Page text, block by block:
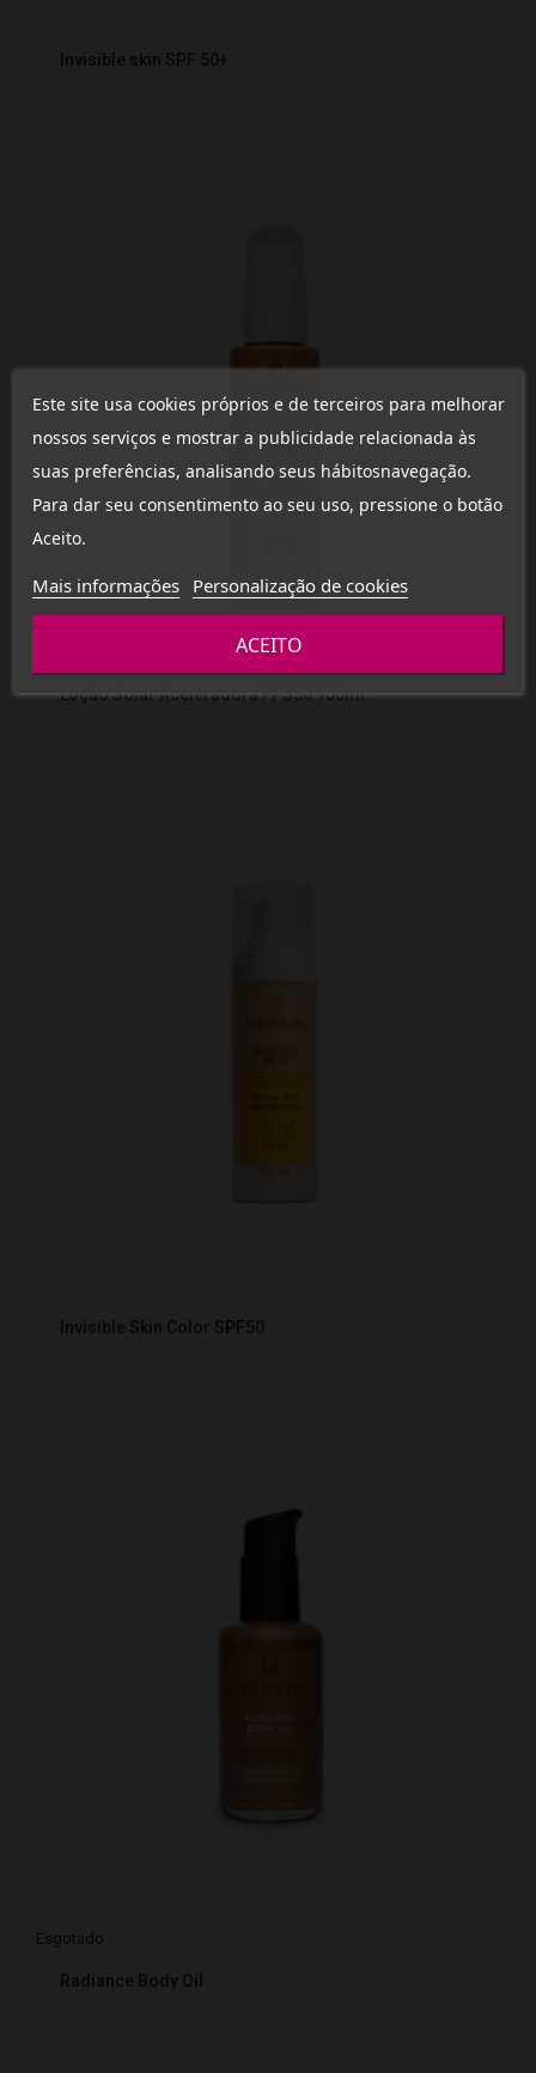
Invisible skin SPF 50+
Loção Solar Aceleradora FPS50 100ml.
Invisible Skin Color SPF50
Esgotado
Radiance Body Oil
Este site usa cookies próprios e de terceiros para melhorar
nossos serviços e mostrar a publicidade relacionada às
suas preferências, analisando seus hábitosnavegação.
Para dar seu consentimento ao seu uso, pressione o botão
Aceito.
Mais informações Personalização de cookies
ACEITO